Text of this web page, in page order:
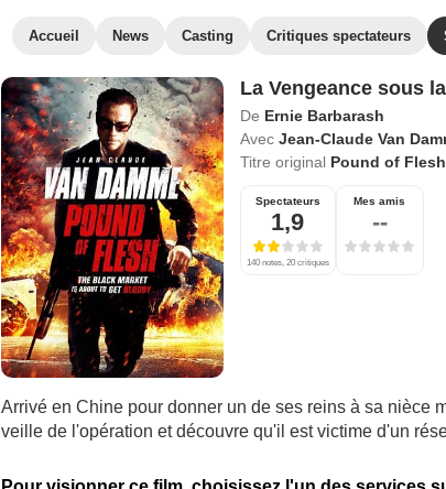
Accueil News Casting Critiques spectateurs
La Vengeance sous
De Ernie Barbarash
Avec Jean-Claude Van
Titre original Pound of Flesh
Spectateurs
1,9
140 notes, 20 critiques
Mes amis
--
Arrivé en Chine pour donner un de ses reins à sa nièce
veille de l'opération et découvre qu'il est victime d'un